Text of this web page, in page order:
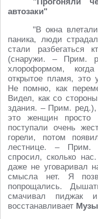
автозаки"
"В окна
паника, люди
стали разбегаться
(снаружи. – Прим.
хлороформом,
открытое пламя, это
Не помню, как
Видел, как со
здания. – Прим.
это женщин
поступали очень
горели, потом
лестнице. – Прим.
спросил, сколько
даже не уговаривал
смысла нет. Я
попрощались.
смачивал пиджак
восстанавливает